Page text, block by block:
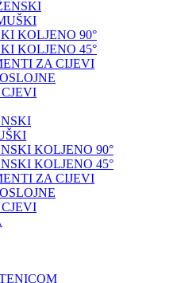
KOLJENO 90°
KOLJENO 45°
ZA CIJEVI
KOLJENO 90°
KOLJENO 45°
ZA CIJEVI